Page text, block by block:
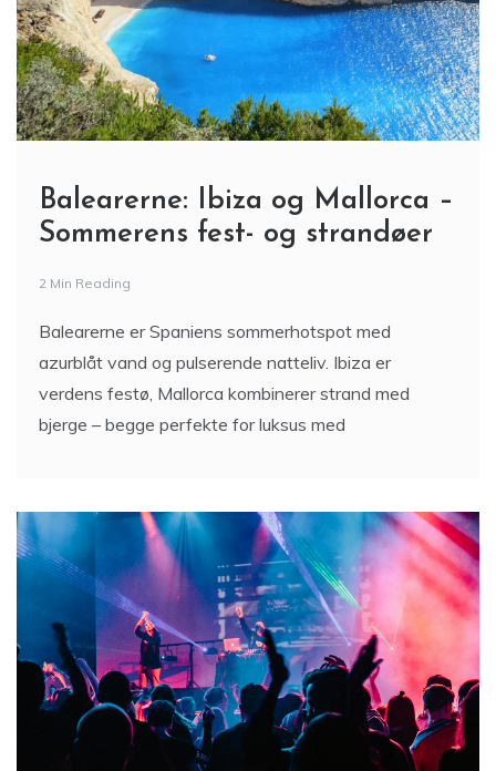
Balearerne: Ibiza og Mallorca –
Sommerens fest- og strandøer
2 Min Reading
Balearerne er Spaniens sommerhotspot med
azurblåt vand og pulserende natteliv. Ibiza er
verdens festø, Mallorca kombinerer strand med
bjerge – begge perfekte for luksus med